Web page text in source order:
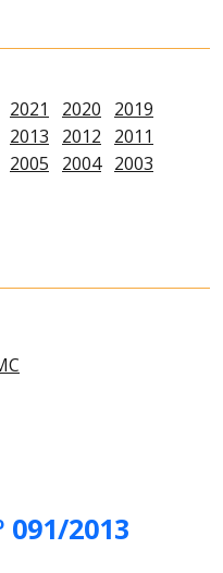
2021 2020
2019
2013 2012
2011
2005 2004 2003
091/2013